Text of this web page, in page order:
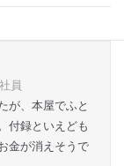
員
が、本屋でふと
付録といえども
金が消えそうで